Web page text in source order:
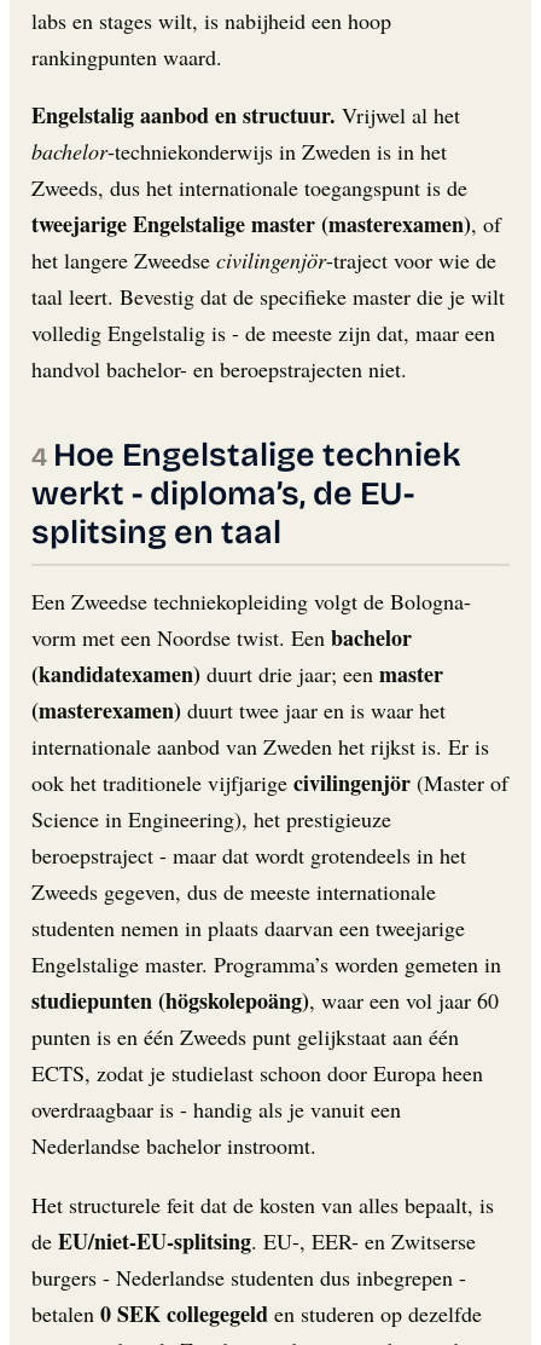
labs en stages wilt, is nabijheid een hoop
rankingpunten waard.
Engelstalig aanbod en structuur. Vrijwel al het
bachelor-techniekonderwijs in Zweden is in het
Zweeds, dus het internationale toegangspunt is de
tweejarige Engelstalige master (masterexamen), of
het langere Zweedse civilingenjör-traject voor wie de
taal leert. Bevestig dat de specifieke master die je wilt
volledig Engelstalig is - de meeste zijn dat, maar een
handvol bachelor- en beroepstrajecten niet.
Hoe Engelstalige techniek
werkt - diploma’s, de EU-
splitsing en taal
Een Zweedse techniekopleiding volgt de Bologna-
vorm met een Noordse twist. Een bachelor
(kandidatexamen) duurt drie jaar; een master
(masterexamen) duurt twee jaar en is waar het
internationale aanbod van Zweden het rijkst is. Er is
ook het traditionele vijfjarige civilingenjör (Master of
Science in Engineering), het prestigieuze
beroepstraject - maar dat wordt grotendeels in het
Zweeds gegeven, dus de meeste internationale
studenten nemen in plaats daarvan een tweejarige
Engelstalige master. Programma’s worden gemeten in
studiepunten (högskolepoäng), waar een vol jaar 60
punten is en één Zweeds punt gelijkstaat aan één
ECTS, zodat je studielast schoon door Europa heen
overdraagbaar is - handig als je vanuit een
Nederlandse bachelor instroomt.
Het structurele feit dat de kosten van alles bepaalt, is
de EU/niet-EU-splitsing. EU-, EER- en Zwitserse
burgers - Nederlandse studenten dus inbegrepen -
betalen 0 SEK collegegeld en studeren op dezelfde